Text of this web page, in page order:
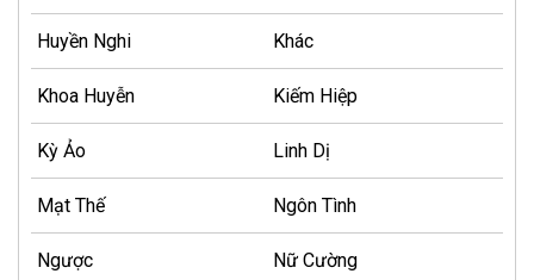
Huyền Nghi Khác
Khoa Huyễn Kiếm Hiệp
Kỳ Ảo Linh Dị
Mạt Thế Ngôn Tình
Ngược Nữ Cường